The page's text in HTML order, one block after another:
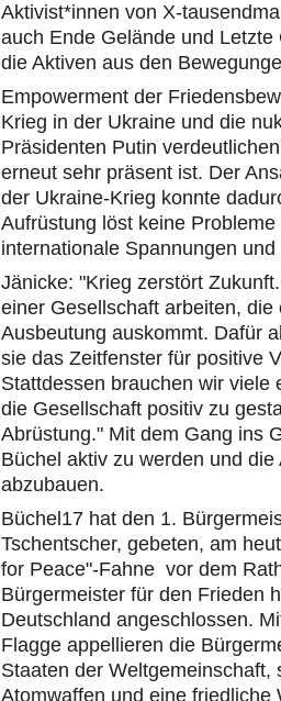
Aktivist*innen von X-
auch Ende Gelände und
die Aktiven aus den
Empowerment der
Krieg in der Ukraine und die
Präsidenten Putin
erneut sehr präsent ist. Der
der Ukraine-Krieg konnte
Aufrüstung löst keine
internationale Spannungen
Jänicke: "Krieg zerstört
einer Gesellschaft arbeiten,
Ausbeutung auskommt. Dafür
sie das Zeitfenster für positive
Stattdessen brauchen wir viele
die Gesellschaft positiv zu
Abrüstung." Mit dem Gang ins
Büchel aktiv zu werden und
abzubauen.
Büchel17 hat den 1.
Tschentscher, gebeten, am
for Peace"-Fahne vor dem
Bürgermeister für den Frieden
Deutschland angeschlossen.
Flagge appellieren die
Staaten der Weltgemeinschaft,
Atomwaffen und eine friedliche